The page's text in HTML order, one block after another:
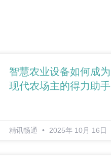
智慧农业设备如何成为
现代农场主的得力助手
精讯畅通 2025年 10月 16日